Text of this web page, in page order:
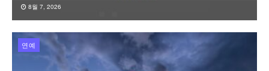
8월 7, 2026
연예